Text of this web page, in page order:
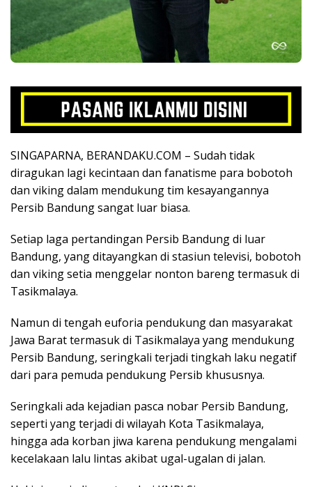
SINGAPARNA, BERANDAKU.COM – Sudah tidak
diragukan lagi kecintaan dan fanatisme para bobotoh
dan viking dalam mendukung tim kesayangannya
Persib Bandung sangat luar biasa.
Setiap laga pertandingan Persib Bandung di luar
Bandung, yang ditayangkan di stasiun televisi, bobotoh
dan viking setia menggelar nonton bareng termasuk di
Tasikmalaya.
Namun di tengah euforia pendukung dan masyarakat
Jawa Barat termasuk di Tasikmalaya yang mendukung
Persib Bandung, seringkali terjadi tingkah laku negatif
dari para pemuda pendukung Persib khususnya.
Seringkali ada kejadian pasca nobar Persib Bandung,
seperti yang terjadi di wilayah Kota Tasikmalaya,
hingga ada korban jiwa karena pendukung mengalami
kecelakaan lalu lintas akibat ugal-ugalan di jalan.